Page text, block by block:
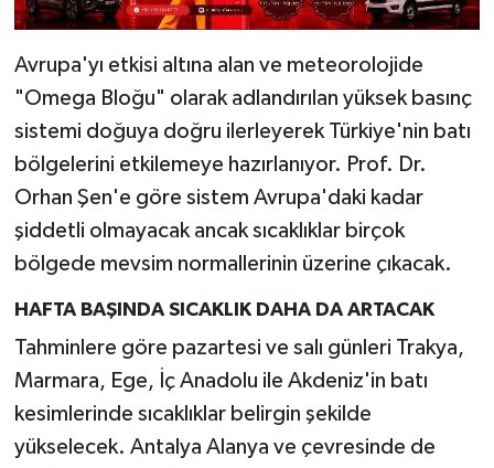
Avrupa'yı etkisi altına alan ve meteorolojide
"Omega Bloğu" olarak adlandırılan yüksek basınç
sistemi doğuya doğru ilerleyerek Türkiye'nin batı
bölgelerini etkilemeye hazırlanıyor. Prof. Dr.
Orhan Şen'e göre sistem Avrupa'daki kadar
şiddetli olmayacak ancak sıcaklıklar birçok
bölgede mevsim normallerinin üzerine çıkacak.
HAFTA BAŞINDA SICAKLIK DAHA DA ARTACAK
Tahminlere göre pazartesi ve salı günleri Trakya,
Marmara, Ege, İç Anadolu ile Akdeniz'in batı
kesimlerinde sıcaklıklar belirgin şekilde
yükselecek. Antalya Alanya ve çevresinde de